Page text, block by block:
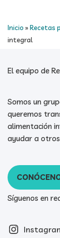
Inicio »Recetas
integral
El equipo de
Somos un
queremos
alimentación
ayudar a
Síguenos en